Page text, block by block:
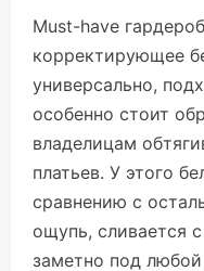
Must-have
корректирующее
универсально,
особенно стоит
владелицам
платьев. У этого
сравнению с
ощупь, сливается
заметно под